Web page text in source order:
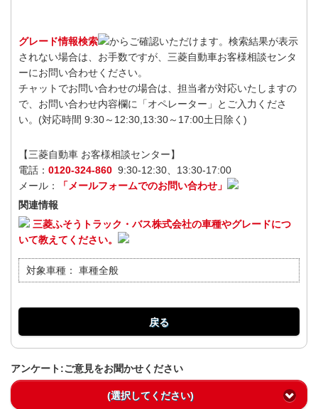
グレード情報検索
からご確認いただけます。検索結果が表示
されない場合は、お手数ですが、三菱自動車お客様相談センタ
ーにお問い合わせください。
チャットでお問い合わせの場合は、担当者が対応いたしますの
で、お問い合わせ内容欄に「オペレーター」とご入力くださ
い。(対応時間 9:30～12:30,13:30～17:00土日除く)
【三菱自動車 お客様相談センター】
電話： 0120-324-860 9:30-12:30、13:30-17:00
メール：
「メールフォームでのお問い合わせ」
関連情報
三菱ふそうトラック・バス株式会社の車種やグレードにつ
いて教えてください。
対象車種： 車種全般
戻る
アンケート:ご意見をお聞かせください
(選択してください)